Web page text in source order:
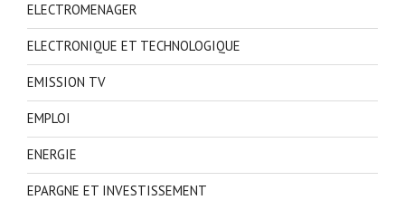
ELECTROMENAGER
ELECTRONIQUE ET TECHNOLOGIQUE
EMISSION TV
EMPLOI
ENERGIE
EPARGNE ET INVESTISSEMENT